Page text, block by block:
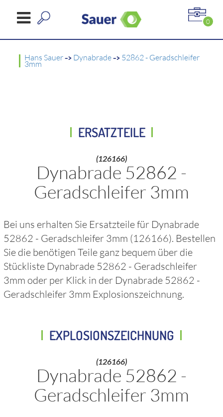
0
Hans Sauer-> Dynabrade-> 52862 - Geradschleifer
3mm
ERSATZTEILE
(126166)
Dynabrade 52862 -
Geradschleifer 3mm
Bei uns erhalten Sie Ersatzteile für Dynabrade
52862 - Geradschleifer 3mm (126166). Bestellen
Sie die benötigen Teile ganz bequem über die
Stückliste Dynabrade 52862 - Geradschleifer
3mm oder per Klick in der Dynabrade 52862 -
Geradschleifer 3mm Explosionszeichnung.
EXPLOSIONSZEICHNUNG
(126166)
Dynabrade 52862 -
Geradschleifer 3mm